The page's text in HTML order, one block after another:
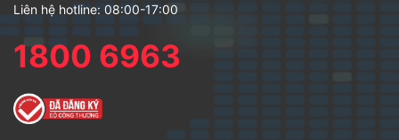
Liên hệ hotline: 08:00-17:00
1800 6963